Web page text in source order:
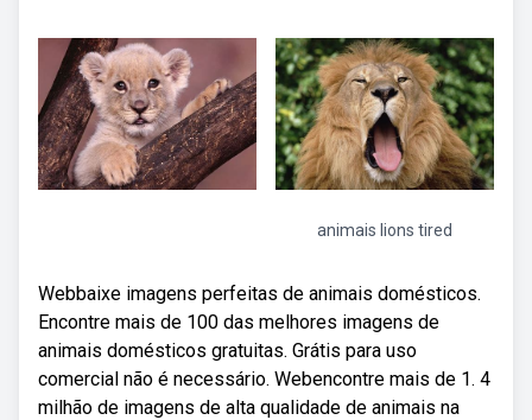
animais lions tired
Webbaixe imagens perfeitas de animais domésticos.
Encontre mais de 100 das melhores imagens de
animais domésticos gratuitas. Grátis para uso
comercial não é necessário. Webencontre mais de 1. 4
milhão de imagens de alta qualidade de animais na